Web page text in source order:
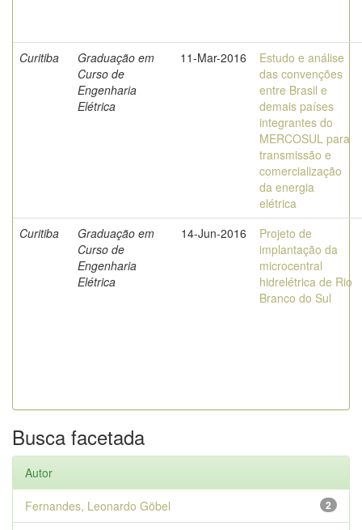
Curitiba
Graduação em
Curso de
Engenharia
Elétrica
11-Mar-2016
Estudo e análise
das convenções
entre Brasil e
demais países
integrantes do
MERCOSUL para
transmissão e
comercialização
da energia
elétrica
Curitiba
Graduação em
Curso de
Engenharia
Elétrica
14-Jun-2016
Projeto de
implantação da
microcentral
hidrelétrica de Rio
Branco do Sul
Busca facetada
Autor
2
Fernandes, Leonardo Göbel